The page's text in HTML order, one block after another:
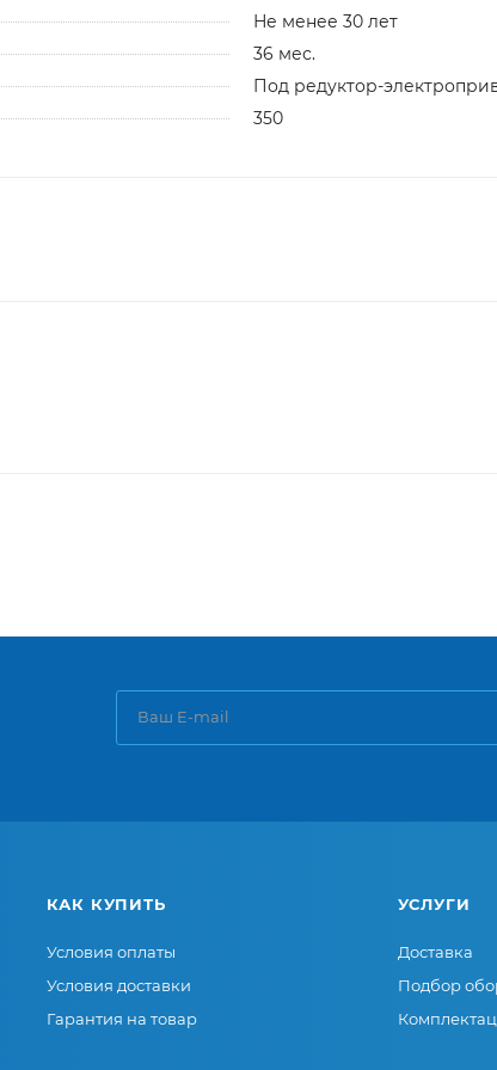
Не менее 30 лет
36 мес.
Под редуктор-
350
КАК КУПИТЬ
Условия оплаты
Условия доставки
Гарантия на товар
УСЛУГИ
Доставка
Подбор